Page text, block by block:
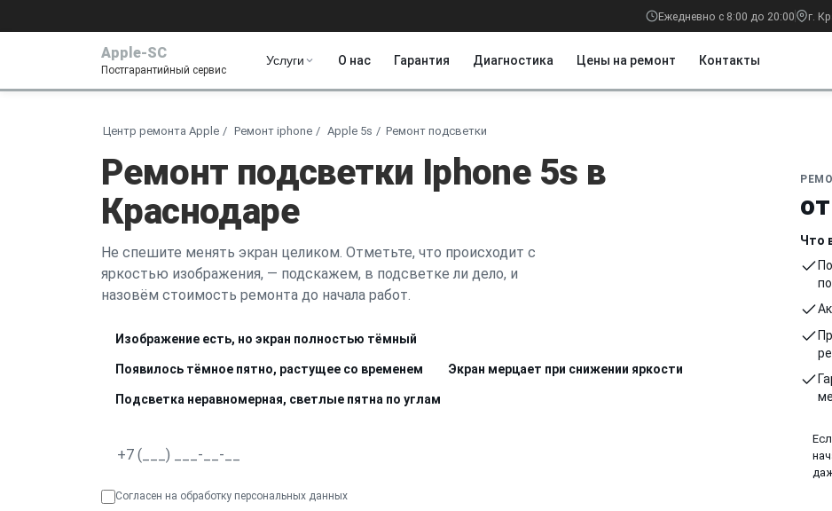
Ежедневно с 8:00 до 20:00 г.
Apple-SC
Постгарантийный сервис
Услуги О нас Гарантия Диагностика Цены на ремонт Контакты
Центр ремонта Apple Ремонт iphone Apple 5s Ремонт подсветки
Ремонт подсветки Iphone 5s в
Краснодаре
Не спешите менять экран целиком. Отметьте, что происходит с
яркостью изображения, — подскажем, в подсветке ли дело, и
назовём стоимость ремонта до начала работ.
Изображение есть, но экран полностью тёмный
Появилось тёмное пятно, растущее со временем Экран мерцает при снижении яркости
Подсветка неравномерная, светлые пятна по углам
Согласен на обработку персональных данных
Что